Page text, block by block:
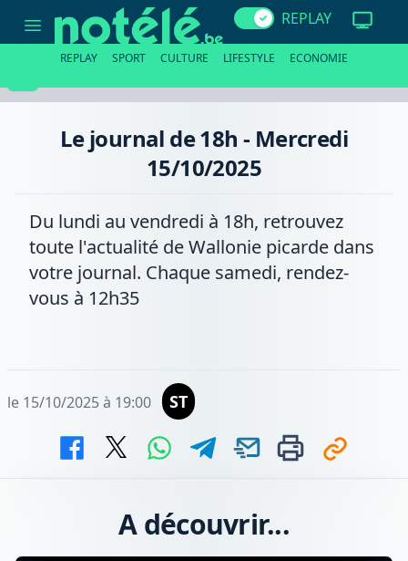
journal
15/10/2025
REPLAY
REPLAY SPORT CULTURE LIFESTYLE ECONOMIE
Le journal de 18h - Mercredi
15/10/2025
Du lundi au vendredi à 18h, retrouvez
toute l'actualité de Wallonie picarde dans
votre journal. Chaque samedi, rendez-
vous à 12h35
le 15/10/2025 à 19:00 ST
A découvrir...